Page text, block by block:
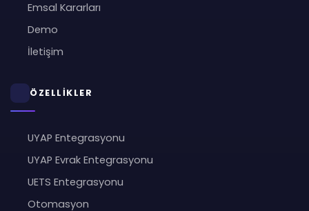
Emsal Kararları
Demo
İletişim
ÖZELLİKLER
UYAP Entegrasyonu
UYAP Evrak Entegrasyonu
UETS Entegrasyonu
Otomasyon